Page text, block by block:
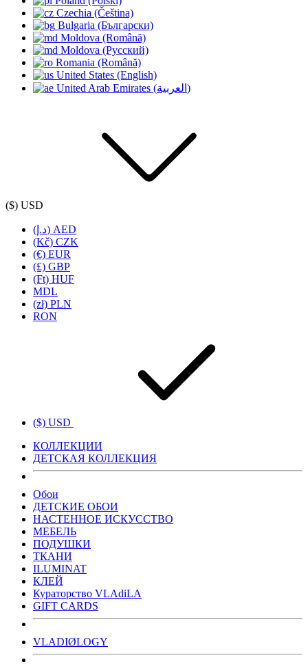
Czechia (Čeština)
Bulgaria (Български)
Moldova (Română)
Moldova (Русский)
Romania (Română)
United States (English)
United Arab Emirates (العربية)
($) USD
(د.إ) AED
(Kč) CZK
(€) EUR
(£) GBP
(Ft) HUF
MDL
(zł) PLN
RON
($) USD
КОЛЛЕКЦИИ
ДЕТСКАЯ КОЛЛЕКЦИЯ
Обои
ДЕТСКИЕ ОБОИ
НАСТЕННОЕ ИСКУССТВО
МЕБЕЛЬ
ПОДУШКИ
ТКАНИ
ILUMINAT
КЛЕЙ
Кураторство VLAdiLA
GIFT CARDS
VLADIØLOGY